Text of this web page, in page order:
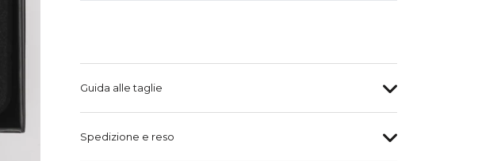
Guida alle taglie
Spedizione e reso